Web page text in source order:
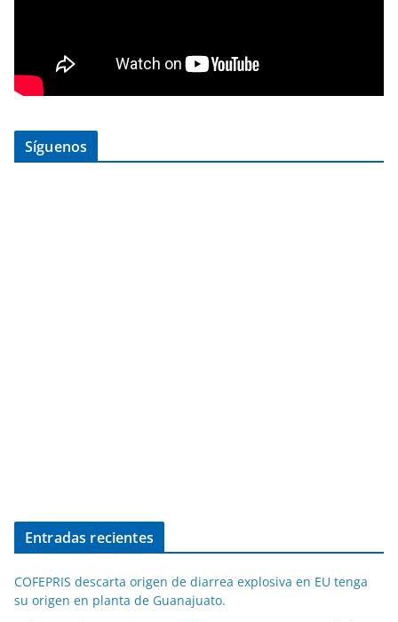
Síguenos
Entradas recientes
COFEPRIS descarta origen de diarrea explosiva en EU tenga
su origen en planta de Guanajuato.